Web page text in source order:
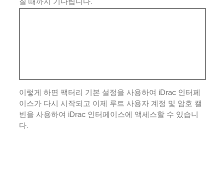
이렇게 하면 팩터리 기본 설정을 사용하여 iDrac 인터페
이스가 다시 시작되고 이제 루트 사용자 계정 및 암호 캘
빈을 사용하여 iDrac 인터페이스에 액세스할 수 있습니
다.